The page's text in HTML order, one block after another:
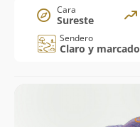
Cara
Sureste
Sendero
Claro y marcado